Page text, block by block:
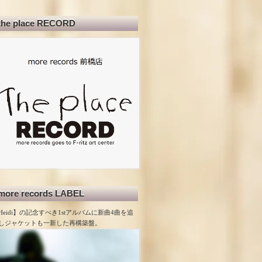
place RECORD
records LABEL
】の記念すべき1stアルバムに新曲4曲を追
ジャケットも一新した再構築盤。